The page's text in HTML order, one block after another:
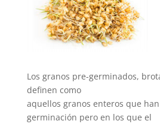
Los granos pre-germinados,
definen como
aquellos granos enteros que
germinación pero en los que el